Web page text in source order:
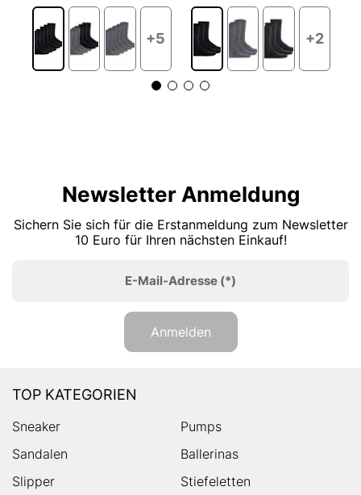
+5 +2
Newsletter Anmeldung
Sichern Sie sich für die Erstanmeldung zum Newsletter
10 Euro für Ihren nächsten Einkauf!
E-Mail-Adresse (*)
Anmelden
TOP KATEGORIEN
Sneaker
Pumps
Sandalen
Ballerinas
Slipper
Stiefeletten